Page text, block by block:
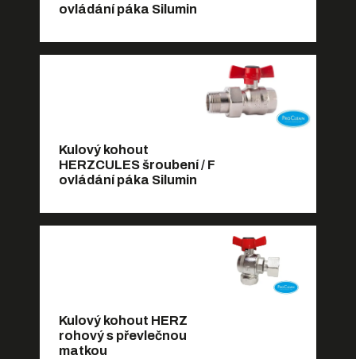
ovládání páka Silumin
Kulový kohout
HERZCULES šroubení / F
ovládání páka Silumin
Kulový kohout HERZ
rohový s převlečnou
matkou